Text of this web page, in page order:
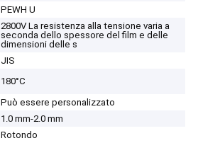
PEWH U
2800V La resistenza alla tensione varia a
seconda dello spessore del film e delle
dimensioni delle s
JIS
180°C
Può essere personalizzato
1.0 mm-2.0 mm
Rotondo